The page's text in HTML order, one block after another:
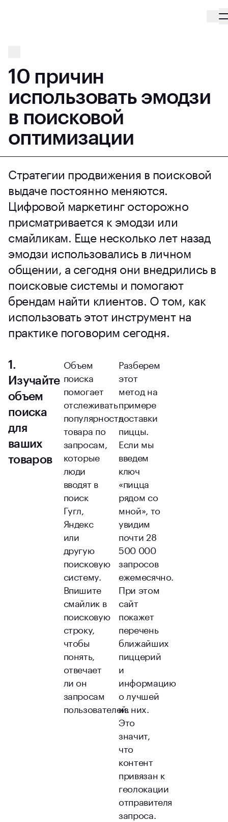
10 причин
использовать эмодзи
в поисковой
оптимизации
Стратегии продвижения в поисковой
выдаче постоянно меняются.
Цифровой маркетинг осторожно
присматривается к эмодзи или
смайликам. Еще несколько лет назад
эмодзи использовались в личном
общении, а сегодня они внедрились в
поисковые системы и помогают
брендам найти клиентов. О том, как
использовать этот инструмент на
практике поговорим сегодня.
1.
Изучайте
объем
поиска
для
ваших
товаров
Объем
поиска
помогает
отслеживать
популярность
товара по
запросам,
которые
люди
вводят в
поиск
Гугл,
Яндекс
или
другую
поисковую
систему.
Впишите
смайлик в
поисковую
строку,
чтобы
понять,
отвечает
ли он
запросам
пользователей.
Разберем
этот
метод на
примере
доставки
пиццы.
Если мы
введем
ключ
«пицца
рядом со
мной», то
увидим
почти 28
500 000
запросов
ежемесячно.
При этом
сайт
покажет
перечень
ближайших
пиццерий
и
информацию
о лучшей
из них.
Это
значит,
что
контент
привязан к
геолокации
отправителя
запроса.